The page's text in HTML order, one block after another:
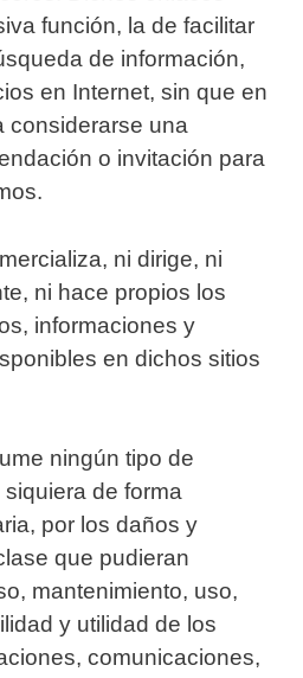
función, la de facilitar
de información,
en Internet, sin que en
considerarse una
o invitación para
ni dirige, ni
ni hace propios los
informaciones y
en dichos sitios
ningún tipo de
de forma
por los daños y
que pudieran
mantenimiento, uso,
y utilidad de los
comunicaciones,